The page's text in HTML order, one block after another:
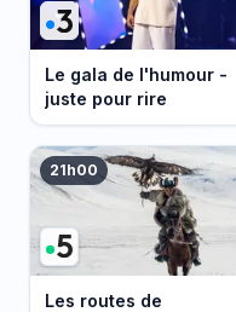
Le gala de l'humour -
juste pour rire
21h00
Les routes de